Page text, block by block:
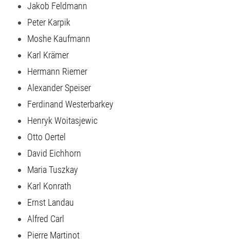
Jakob Feldmann
Peter Karpik
Moshe Kaufmann
Karl Krämer
Hermann Riemer
Alexander Speiser
Ferdinand Westerbarkey
Henryk Woitasjewic
Otto Oertel
David Eichhorn
Maria Tuszkay
Karl Konrath
Ernst Landau
Alfred Carl
Pierre Martinot